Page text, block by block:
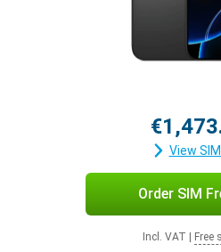
View
Order SIM
Incl. VAT Free